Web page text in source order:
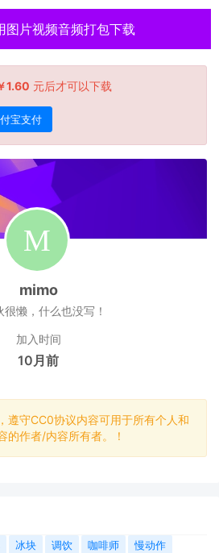
图片视频音频打包下载
1.60 元后才可以下载
宝支付
mimo
很懒，什么也没写！
加入时间
10月前
遵守CC0协议内容可用于所有个人和
的作者/内容所有者。！
冰块 调饮 咖啡师
慢动作